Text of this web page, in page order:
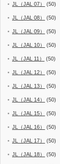
JL（JAL 07） (50)
JL（JAL 08） (50)
JL（JAL 09） (50)
JL（JAL 10） (50)
JL（JAL 11） (50)
JL（JAL 12） (50)
JL（JAL 13） (50)
JL（JAL 14） (50)
JL（JAL 15） (50)
JL（JAL 16） (50)
JL（JAL 17） (50)
JL（JAL 18） (50)